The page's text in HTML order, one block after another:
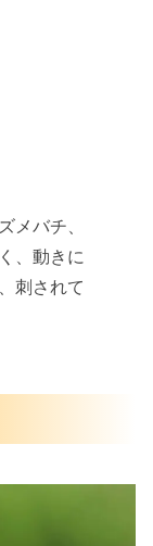
メバチ、
、動きに
刺されて